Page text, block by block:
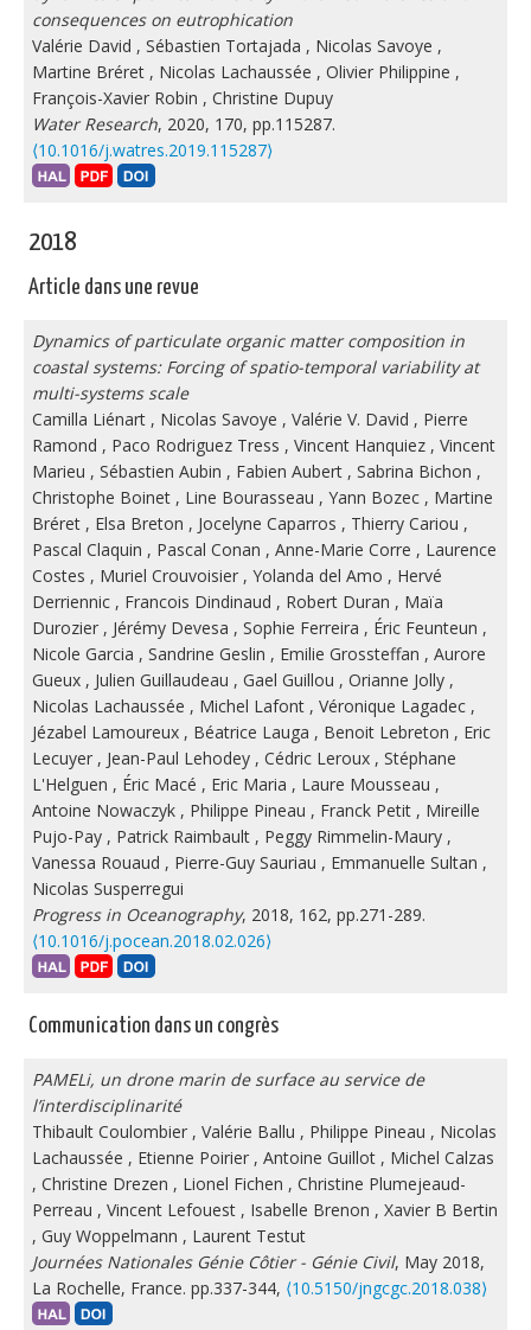
consequences on eutrophication
Valérie David , Sébastien Tortajada , Nicolas Savoye ,
Martine Bréret , Nicolas Lachaussée , Olivier Philippine ,
François-Xavier Robin , Christine Dupuy
Water Research, 2020, 170, pp.115287.
⟨10.1016/j.watres.2019.115287⟩
2018
Article dans une revue
Dynamics of particulate organic matter composition in
coastal systems: Forcing of spatio-temporal variability at
multi-systems scale
Camilla Liénart , Nicolas Savoye , Valérie V. David , Pierre
Ramond , Paco Rodriguez Tress , Vincent Hanquiez , Vincent
Marieu , Sébastien Aubin , Fabien Aubert , Sabrina Bichon ,
Christophe Boinet , Line Bourasseau , Yann Bozec , Martine
Bréret , Elsa Breton , Jocelyne Caparros , Thierry Cariou ,
Pascal Claquin , Pascal Conan , Anne-Marie Corre , Laurence
Costes , Muriel Crouvoisier , Yolanda del Amo , Hervé
Derriennic , Francois Dindinaud , Robert Duran , Maïa
Durozier , Jérémy Devesa , Sophie Ferreira , Éric Feunteun ,
Nicole Garcia , Sandrine Geslin , Emilie Grossteffan , Aurore
Gueux , Julien Guillaudeau , Gael Guillou , Orianne Jolly ,
Nicolas Lachaussée , Michel Lafont , Véronique Lagadec ,
Jézabel Lamoureux , Béatrice Lauga , Benoit Lebreton , Eric
Lecuyer , Jean-Paul Lehodey , Cédric Leroux , Stéphane
L'Helguen , Éric Macé , Eric Maria , Laure Mousseau ,
Antoine Nowaczyk , Philippe Pineau , Franck Petit , Mireille
Pujo-Pay , Patrick Raimbault , Peggy Rimmelin-Maury ,
Vanessa Rouaud , Pierre-Guy Sauriau , Emmanuelle Sultan ,
Nicolas Susperregui
Progress in Oceanography, 2018, 162, pp.271-289.
⟨10.1016/j.pocean.2018.02.026⟩
Communication dans un congrès
PAMELi, un drone marin de surface au service de
l’interdisciplinarité
Thibault Coulombier , Valérie Ballu , Philippe Pineau , Nicolas
Lachaussée , Etienne Poirier , Antoine Guillot , Michel Calzas
, Christine Drezen , Lionel Fichen , Christine Plumejeaud-
Perreau , Vincent Lefouest , Isabelle Brenon , Xavier B Bertin
, Guy Woppelmann , Laurent Testut
Journées Nationales Génie Côtier - Génie Civil, May 2018,
La Rochelle, France. pp.337-344, ⟨10.5150/jngcgc.2018.038⟩